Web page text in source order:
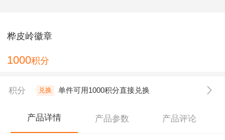
桦皮岭徽章
1000积分
积分 兑换 单件可用1000积分直接兑换
产品详情 产品参数 产品评论